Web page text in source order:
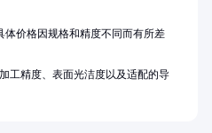
体价格因规格和精度不同而有所差
工精度、表面光洁度以及适配的导